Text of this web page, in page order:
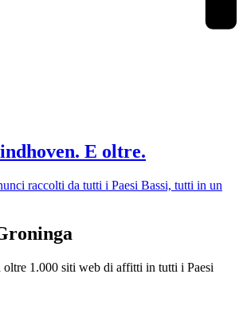
E oltre.
raccolti da tutti i Paesi Bassi, tutti in un
oltre 1.000 siti web di affitti in tutti i Paesi